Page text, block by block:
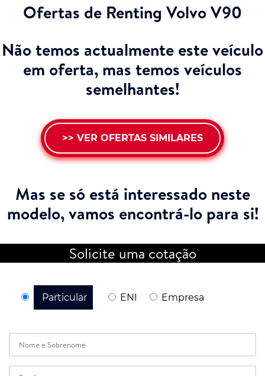
Ofertas de Renting Volvo V90
Não temos actualmente este veículo
em oferta, mas temos veículos
semelhantes!
>> VER OFERTAS SIMILARES
Mas se só está interessado neste
modelo,vamos encontrá-lo para si!
Solicite uma cotação
Particular ENI Empresa